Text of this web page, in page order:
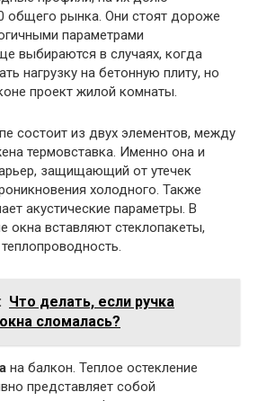
общего рынка. Они стоят дороже
параметрами
выбираются в случаях, когда
нагрузку на бетонную плиту, но
проект жилой комнаты.
состоит из двух элементов, между
термовставка. Именно она и
защищающий от утечек
холодного. Также
акустические параметры. В
окна вставляют стеклопакеты,
Что делать, если ручка
сломалась?
на балкон. Теплое остекление
представляет собой